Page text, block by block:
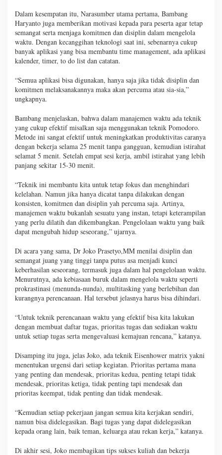
Dalam kesempatan itu, Narasumber utama pertama, Bambang
Haryanto juga memberikan motivasi kepada para peserta agar tetap
semangat serta menjaga komitmen dan disiplin dalam mengelola
waktu. Dengan kecanggihan teknologi saat ini, sebenarnya cukup
banyak aplikasi yang bisa membantu time management, ada aplikasi
kalender, timer, to do list dan catatan.
“Semua aplikasi bisa digunakan, hanya saja jika tidak disiplin dan
komitmen melaksanakannya maka akan percuma atau sia-sia,”
ungkapnya.
Bambang menjelaskan, bahwa dalam manajemen waktu ada teknik
yang cukup efektif misalkan saja menggunakan teknik Pomodoro.
Metode ini sangat efektif untuk meningkatkan produktivitas caranya
dengan bekerja selama 25 menit tanpa gangguan, kemudian istirahat
selamat 5 menit. Setelah empat sesi kerja, ambil istirahat yang lebih
panjang sekitar 15-30 menit.
“Teknik ini membantu kita untuk tetap fokus dan menghindari
kelelahan. Namun jika hanya dicatat tanpa dilakukan dengan
konsisten, komitmen dan disiplin yah percuma saja. Artinya,
manajemen waktu bukanlah sesuatu yang instan, tetapi keterampilan
yang perlu dilatih dan dikembangkan. Pengelolaan waktu yang baik
dapat mengubah hidup seseorang,” ujarnya.
Di acara yang sama, Dr Joko Prasetyo,MM menilai disiplin dan
semangat juang yang tinggi tanpa putus asa menjadi kunci
keberhasilan seseorang, termasuk juga dalam hal pengelolaan waktu.
Menurutnya, ada kebiasaan buruk dalam mengelola waktu seperti
prokrastinasi (menunda-nunda), multitasking yang berlebihan dan
kurangnya perencanaan. Hal tersebut jelasnya harus bisa dihindari.
“Untuk teknik perencanaan waktu yang efektif bisa kita lakukan
dengan membuat daftar tugas, prioritas tugas dan sediakan waktu
untuk setiap tugas serta mengevaluasi kemajuan rencana,” katanya.
Disamping itu juga, jelas Joko, ada teknik Eisenhower matrix yakni
menentukan urgensi dari setiap kegiatan. Prioritas pertama mana
yang penting dan mendesak, prioritas kedua, penting tetapi tidak
mendesak, prioritas ketiga, tidak penting tapi mendesak dan
prioritas keempat, tidak penting dan tidak mendesak.
“Kemudian setiap pekerjaan jangan semua kita kerjakan sendiri,
namun bisa didelegasikan. Bagi tugas yang dapat didelegasikan
kepada orang lain, baik teman, keluarga atau rekan kerja,” katanya.
Di akhir sesi, Joko membagikan tips sukses kuliah dan bekerja